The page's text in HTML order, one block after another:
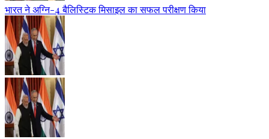
भारत ने अग्नि-4 बैलिस्टिक मिसाइल का सफल परीक्षण किया